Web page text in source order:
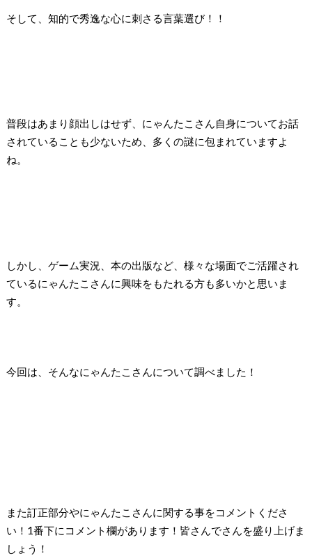
そして、知的で秀逸な心に刺さる言葉選び！！
普段はあまり顔出しはせず、にゃんたこさん自身についてお話
されていることも少ないため、多くの謎に包まれていますよ
ね。
しかし、ゲーム実況、本の出版など、様々な場面でご活躍され
ているにゃんたこさんに興味をもたれる方も多いかと思いま
す。
今回は、そんなにゃんたこさんについて調べました！
また訂正部分やにゃんたこさんに関する事をコメントくださ
い！1番下にコメント欄があります！皆さんでさんを盛り上げま
しょう！